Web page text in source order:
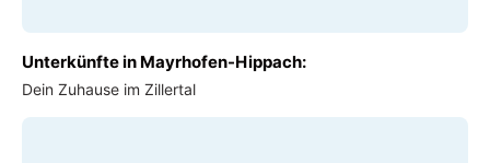
Unterkünfte in Mayrhofen-Hippach:
Dein Zuhause im Zillertal